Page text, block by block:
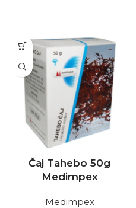
Čaj Tahebo 50g
Medimpex
Medimpex